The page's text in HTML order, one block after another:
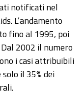
notificati nel
L’andamento
fino al 1995, poi
2002 il numero
i casi attribuibili
il 35% dei